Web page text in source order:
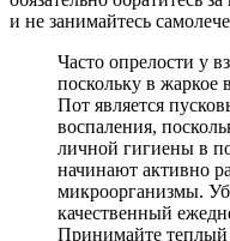
и не занимайтесь
Часто опрелости у
поскольку в жаркое
Пот является
воспаления,
личной гигиены в
начинают активно
микроорганизмы.
качественный
Принимайте теплый